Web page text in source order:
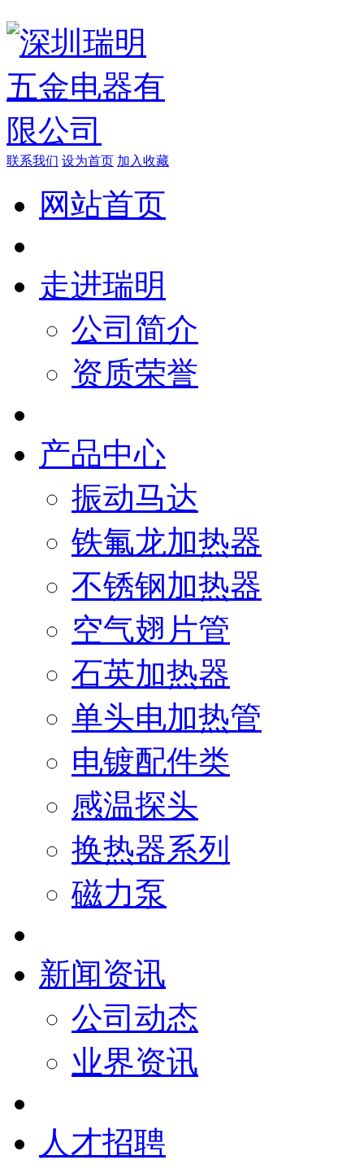
联系我们 设为首页 加入收藏
网站首页
走进瑞明
公司简介
资质荣誉
产品中心
振动马达
铁氟龙加热器
不锈钢加热器
空气翅片管
石英加热器
单头电加热管
电镀配件类
感温探头
换热器系列
磁力泵
新闻资讯
公司动态
业界资讯
人才招聘